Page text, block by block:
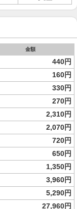
金額
440円
160円
330円
270円
2,310円
2,070円
720円
650円
1,350円
3,960円
5,290円
27,960円